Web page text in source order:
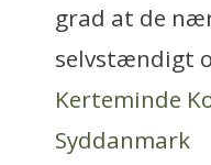
grad at de
selvstændigt
Kerteminde
Syddanmark